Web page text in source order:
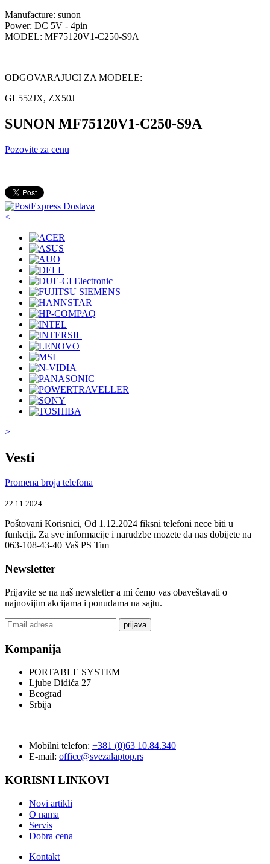
Manufacture: sunon
Power: DC 5V - 4pin
MODEL: MF75120V1-C250-S9A
ODGOVARAJUCI ZA MODELE:
GL552JX, ZX50J
SUNON MF75120V1-C250-S9A
Pozovite za cenu
<
>
Vesti
Promena broja telefona
22.11.2024.
Poštovani Korisnici, Od 1.12.2024 fiksni telefoni nece biti u
funkciji. Za sve informacije i narudzbe mozete da nas dobijete na
063-108-43-40 Vaš PS Tim
Newsletter
Prijavite se na naš newsletter a mi ćemo vas obaveštavati o
najnovijim akcijama i ponudama na sajtu.
prijava
Kompanija
PORTABLE SYSTEM
Ljube Didića 27
Beograd
Srbija
Mobilni telefon: +381 (0)63 10.84.340
E-mail: office@svezalaptop.rs
KORISNI LINKOVI
Novi artikli
O nama
Servis
Dobra cena
Kontakt